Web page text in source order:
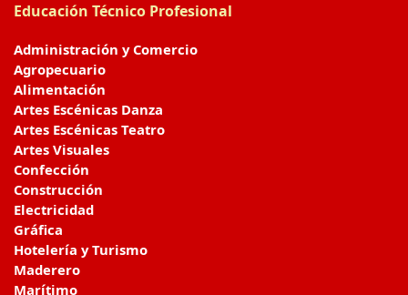
Educación Técnico Profesional
Administración y Comercio
Agropecuario
Alimentación
Artes Escénicas Danza
Artes Escénicas Teatro
Artes Visuales
Confección
Construcción
Electricidad
Gráfica
Hotelería y Turismo
Maderero
Marítimo